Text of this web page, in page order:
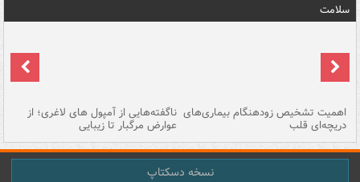
سلامت
اهمیت تشخیص زودهنگام بیماری‌های
دریچه‌ای قلب
ناگفته‌هایی از آمپول های لاغری؛ از
عوارض مرگبار تا زیبایی
نسخه دسکتاپ